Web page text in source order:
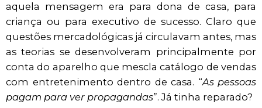
aquela mensagem era para dona de casa, para
criança ou para executivo de sucesso. Claro que
questões mercadológicas já circulavam antes, mas
as teorias se desenvolveram principalmente por
conta do aparelho que mescla catálogo de vendas
com entretenimento dentro de casa. “As pessoas
pagam para ver propagandas”. Já tinha reparado?